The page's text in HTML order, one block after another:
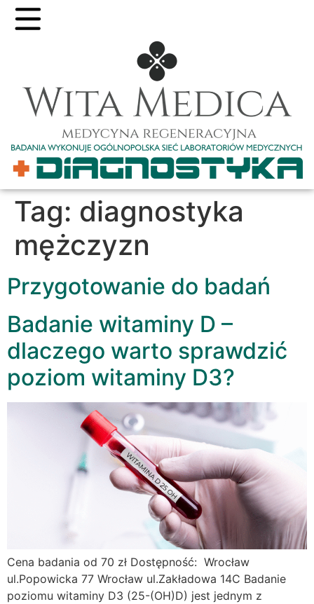
Tag: diagnostyka
mężczyzn
Przygotowanie do badań
Badanie witaminy D –
dlaczego warto sprawdzić
poziom witaminy D3?
Cena badania od 70 zł Dostępność: Wrocław
ul.Popowicka 77 Wrocław ul.Zakładowa 14C Badanie
poziomu witaminy D3 (25-(OH)D) jest jednym z